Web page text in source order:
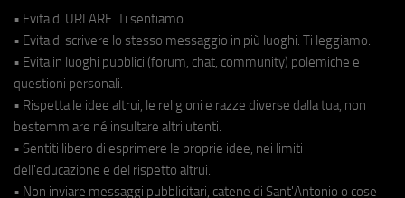
• Evita di URLARE. Ti sentiamo.
• Evita di scrivere lo stesso messaggio in più luoghi. Ti leggiamo.
• Evita in luoghi pubblici (forum, chat, community) polemiche e
questioni personali.
• Rispetta le idee altrui, le religioni e razze diverse dalla tua, non
bestemmiare né insultare altri utenti.
• Sentiti libero di esprimere le proprie idee, nei limiti
dell'educazione e del rispetto altrui.
• Non inviare messaggi pubblicitari, catene di Sant'Antonio o cose